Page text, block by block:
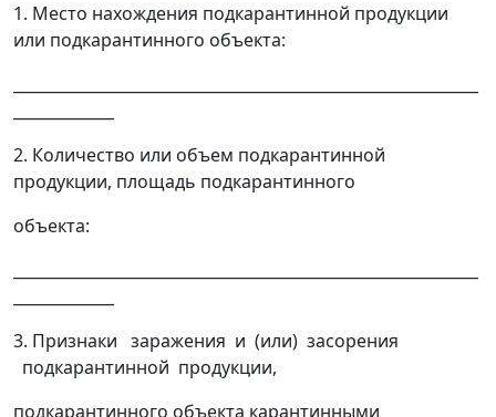
1. Место нахождения подкарантинной продукции
или подкарантинного объекта:
2. Количество или объем подкарантинной
продукции, площадь подкарантинного
объекта:
3. Признаки заражения и (или) засорения
подкарантинной продукции,
подкарантинного объекта карантинными